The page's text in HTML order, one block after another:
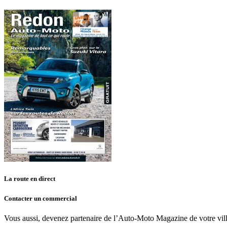
La route en direct
Contacter un commercial
Vous aussi, devenez partenaire de l’Auto-Moto Magazine de votre